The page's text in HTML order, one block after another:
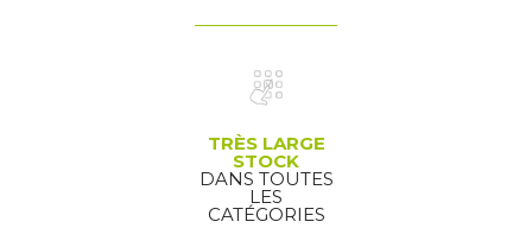
TRÈS LARGE
STOCK
DANS TOUTES
LES
CATÉGORIES